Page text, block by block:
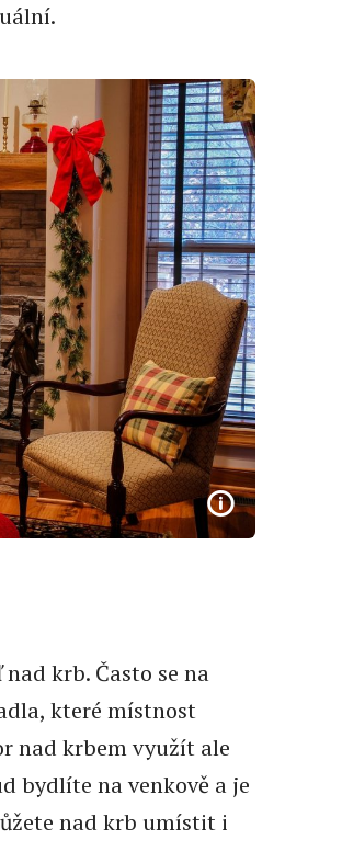
krb. Často se na
které místnost
nad krbem využít ale
bydlíte na venkově a je
nad krb umístit i